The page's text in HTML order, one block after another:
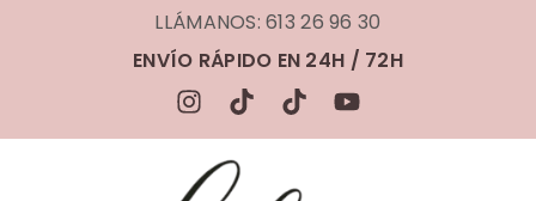
LLÁMANOS: 613 26 96 30
ENVÍO RÁPIDO EN 24H / 72H